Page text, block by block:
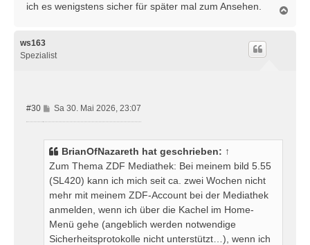
ich es wenigstens sicher für später mal zum Ansehen.
ws163
Spezialist
#30
B
e
t
r
a
g
Sa 30. Mai 2026, 23:07
BrianOfNazareth hat geschrieben: ↑
Zum Thema ZDF Mediathek: Bei meinem bild 5.55
(SL420) kann ich mich seit ca. zwei Wochen nicht
mehr mit meinem ZDF-Account bei der Mediathek
anmelden, wenn ich über die Kachel im Home-
Menü gehe (angeblich werden notwendige
Sicherheitsprotokolle nicht unterstützt…), wenn ich